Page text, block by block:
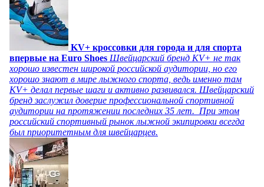
KV+ кроссовки для города и для спорта
впервые на Euro Shoes Швейцарский бренд KV+ не так
хорошо известен широкой российской аудитории, но его
хорошо знают в мире лыжного спорта, ведь именно там
KV+ делал первые шаги и активно развивался. Швейцарский
бренд заслужил доверие профессиональной спортивной
аудитории на протяжении последних 35 лет. При этом
российский спортивный рынок лыжной экипировки всегда
был приоритетным для швейцарцев.